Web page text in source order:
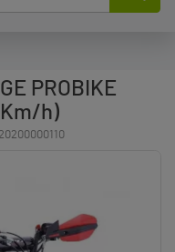
PROBIKE
h)